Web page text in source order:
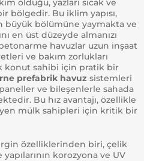
olduğu, yazları sıcak ve
bölgedir. Bu iklim yapısı,
büyük bölümüne yaymakta ve
en üst düzeyde almanızı
havuzlar uzun inşaat
ve bakım zorlukları
konut sahibi için pratik bir
prefabrik havuz sistemleri
ve bileşenlerle sahada
Bu hız avantajı, özellikle
mülk sahipleri için kritik bir
özelliklerinden biri, çelik
korozyona ve UV